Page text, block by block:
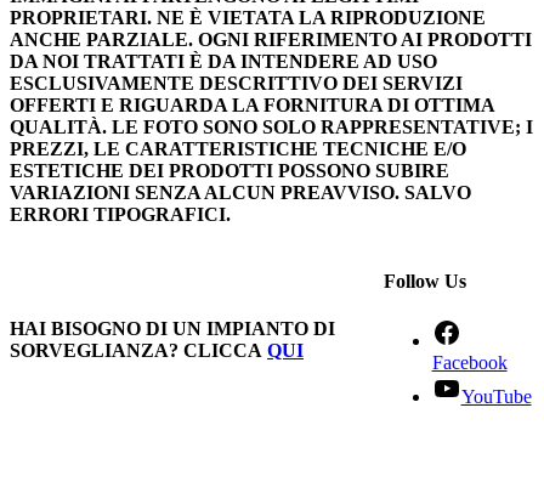
PROPRIETARI. NE È VIETATA LA RIPRODUZIONE
ANCHE PARZIALE. OGNI RIFERIMENTO AI PRODOTTI
DA NOI TRATTATI È DA INTENDERE AD USO
ESCLUSIVAMENTE DESCRITTIVO DEI SERVIZI
OFFERTI E RIGUARDA LA FORNITURA DI OTTIMA
QUALITÀ. LE FOTO SONO SOLO RAPPRESENTATIVE; I
PREZZI, LE CARATTERISTICHE TECNICHE E/O
ESTETICHE DEI PRODOTTI POSSONO SUBIRE
VARIAZIONI SENZA ALCUN PREAVVISO. SALVO
ERRORI TIPOGRAFICI.
HAI BISOGNO DI UN IMPIANTO DI
SORVEGLIANZA? CLICCA QUI
Follow Us
Facebook
YouTube